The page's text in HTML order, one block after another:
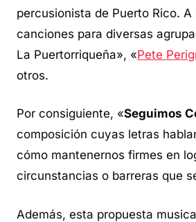
percusionista de Puerto Rico.
canciones para diversas
La Puertorriqueña», «Pete
otros.
Por consiguiente, «Seguimos
composición cuyas letras
cómo mantenernos firmes en
circunstancias o barreras que
Además, esta propuesta